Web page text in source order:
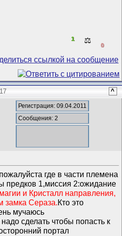
1 ⚖️
0
^
Регистрация: 09.04.2011
Сообщения: 2
где в части племена
предков 1,миссия 2:ожидание
и Кристалл направления,
замка Сераза.Кто это
мучаюсь
сделать чтобы попасть к
портал